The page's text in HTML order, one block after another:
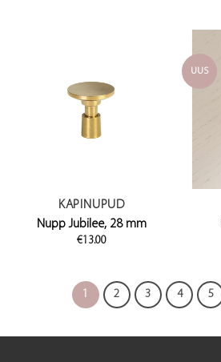
KAPINUPUD
Nupp Jubilee, 28 mm
€ 13.00
UUS
1 2 3 4 5